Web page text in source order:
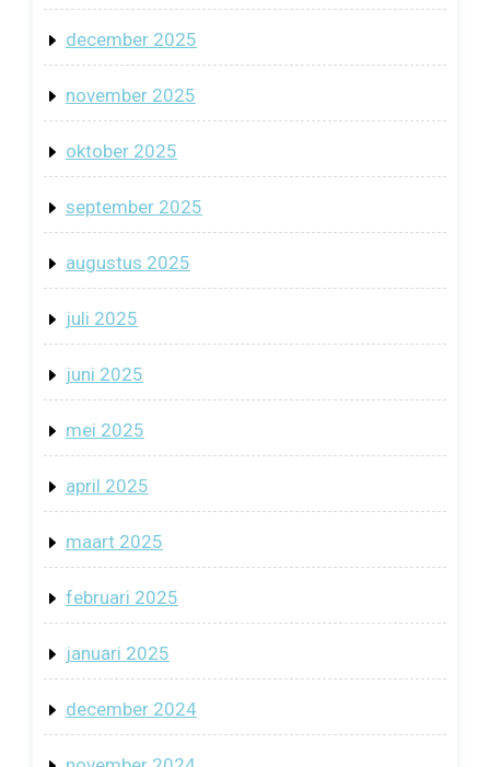
december 2025
november 2025
oktober 2025
september 2025
augustus 2025
juli 2025
juni 2025
mei 2025
april 2025
maart 2025
februari 2025
januari 2025
december 2024